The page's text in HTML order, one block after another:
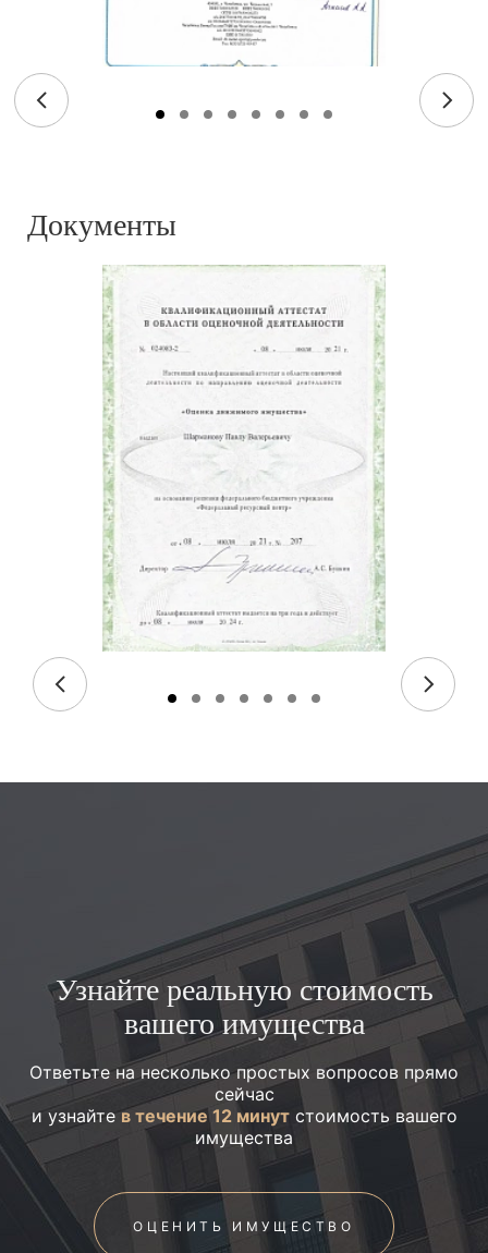
Документы
Узнайте реальную стоимость
вашего имущества
Ответьте на несколько простых вопросов прямо
сейчас
и узнайтев течение 12 минутстоимость вашего
имущества
ОЦЕНИТЬ ИМУЩЕСТВО